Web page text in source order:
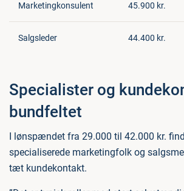
Marketingkonsulent 45.900 kr.
Salgsleder 44.400 kr.
Specialister og
bundfeltet
I lønspændet fra 29.000 til 42.000 kr.
specialiserede marketingfolk og
tæt kundekontakt.